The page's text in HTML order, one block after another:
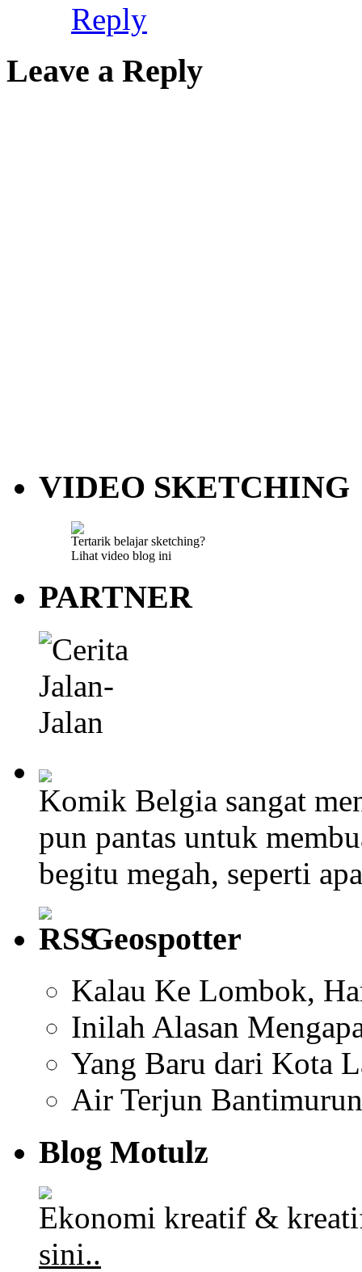
Reply
Leave a Reply
VIDEO SKETCHING
Tertarik belajar sketching?
Lihat video blog ini
PARTNER
Komik Belgia sangat
pun pantas untuk
begitu megah, seperti
Geospotter
Kalau Ke Lombok,
Inilah Alasan
Yang Baru dari Kota
Air Terjun
Blog Motulz
Ekonomi kreatif &
sini..